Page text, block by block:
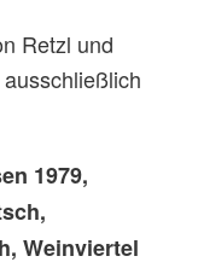
Retzl und
1979,
Weinviertel